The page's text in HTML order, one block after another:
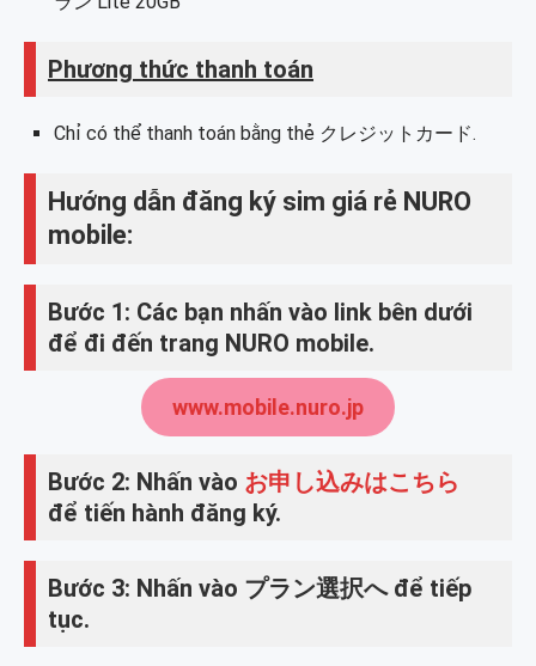
Phương thức thanh toán
Chỉ có thể thanh toán bằng thẻ クレジットカード.
Hướng dẫn đăng ký sim giá rẻ NURO
mobile:
Bước 1: Các bạn nhấn vào link bên dưới
để đi đến trang NURO mobile.
www.mobile.nuro.jp
Bước 2: Nhấn vào お申し込みはこちら
để tiến hành đăng ký.
Bước 3: Nhấn vào プラン選択へ để tiếp
tục.